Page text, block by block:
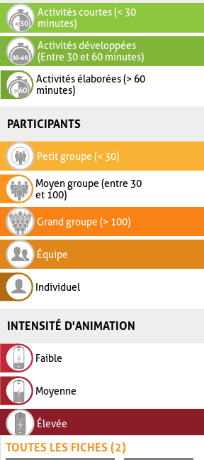
Activités courtes (< 30
minutes)
Activités développées
(Entre 30 et 60 minutes)
Activités élaborées (> 60
minutes)
PARTICIPANTS
Petit groupe (< 30)
Moyen groupe (entre 30
et 100)
Grand groupe (> 100)
Équipe
Individuel
INTENSITÉ D'ANIMATION
Faible
Moyenne
Élevée
TOUTES LES FICHES (2)